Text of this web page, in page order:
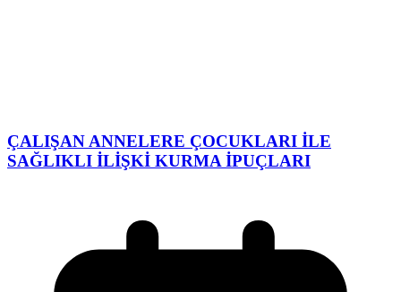
ÇALIŞAN ANNELERE ÇOCUKLARI İLE
SAĞLIKLI İLİŞKİ KURMA İPUÇLARI